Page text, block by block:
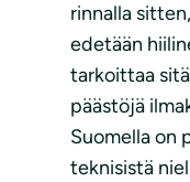
rinnalla
edetään
tarkoittaa
päästöjä
Suomella on
teknisistä